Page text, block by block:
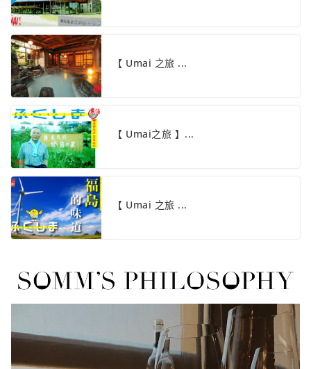
【 Umai 之旅 ...
【 Umai之旅 】...
【 Umai 之旅 ...